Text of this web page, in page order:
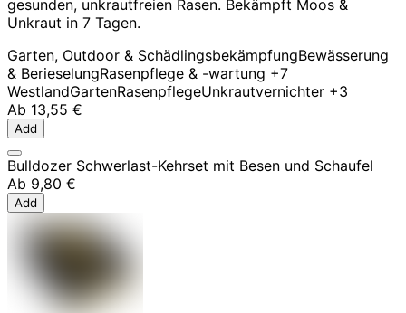
gesunden, unkrautfreien Rasen. Bekämpft Moos &
Unkraut in 7 Tagen.
Garten, Outdoor & SchädlingsbekämpfungBewässerung
& BerieselungRasenpflege & -wartung +7
WestlandGartenRasenpflegeUnkrautvernichter +3
Ab 13,55 €
Add
Bulldozer Schwerlast-Kehrset mit Besen und Schaufel
Ab 9,80 €
Add